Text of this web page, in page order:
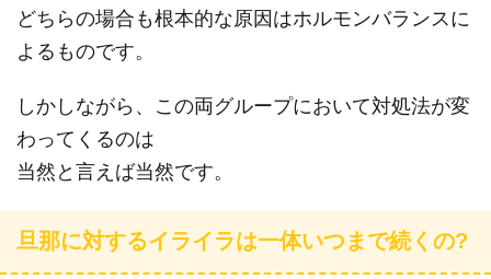
どちらの場合も根本的な原因はホルモンバランスに
よるものです。
しかしながら、この両グループにおいて対処法が変
わってくるのは
当然と言えば当然です。
旦那に対するイライラは一体いつまで続くの?